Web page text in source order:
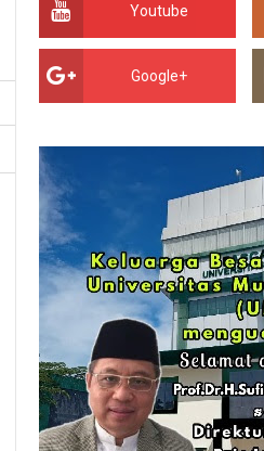
Youtube
Google+